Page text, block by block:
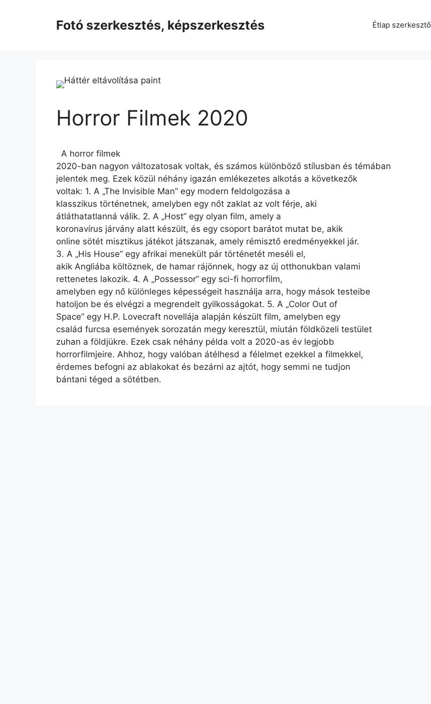
Fotó szerkesztés, képszerkesztés Étlap szerkesztő
Horror Filmek 2020
A horror filmek
2020-ban nagyon változatosak voltak, és számos különböző stílusban és témában
jelentek meg. Ezek közül néhány igazán emlékezetes alkotás a következők
voltak: 1. A „The Invisible Man” egy modern feldolgozása a
klasszikus történetnek, amelyben egy nőt zaklat az volt férje, aki
átláthatatlanná válik. 2. A „Host” egy olyan film, amely a
koronavírus járvány alatt készült, és egy csoport barátot mutat be, akik
online sötét misztikus játékot játszanak, amely rémisztő eredményekkel jár.
3. A „His House” egy afrikai menekült pár történetét meséli el,
akik Angliába költöznek, de hamar rájönnek, hogy az új otthonukban valami
rettenetes lakozik. 4. A „Possessor” egy sci-fi horrorfilm,
amelyben egy nő különleges képességeit használja arra, hogy mások testeibe
hatoljon be és elvégzi a megrendelt gyilkosságokat. 5. A „Color Out of
Space” egy H.P. Lovecraft novellája alapján készült film, amelyben egy
család furcsa események sorozatán megy keresztül, miután földközeli testület
zuhan a földjükre. Ezek csak néhány példa volt a 2020-as év legjobb
horrorfilmjeire. Ahhoz, hogy valóban átélhesd a félelmet ezekkel a filmekkel,
érdemes befogni az ablakokat és bezárni az ajtót, hogy semmi ne tudjon
bántani téged a sötétben.